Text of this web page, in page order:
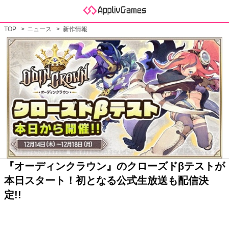
TOP ニュース 新作情報
『オーディンクラウン』のクローズドβテストが
本日スタート！初となる公式生放送も配信決
定!!